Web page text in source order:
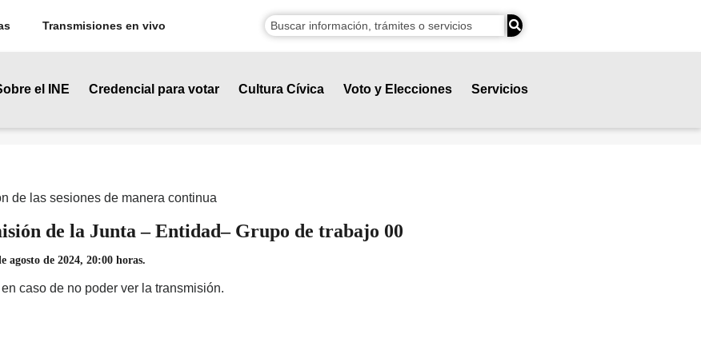
Transmisiones en vivo
el INE Credencial para votar Cultura Cívica Voto y Elecciones Servicios
de las sesiones de manera continua
de la Junta – Entidad– Grupo de trabajo 00
agosto de 2024, 20:00 horas.
caso de no poder ver la transmisión.